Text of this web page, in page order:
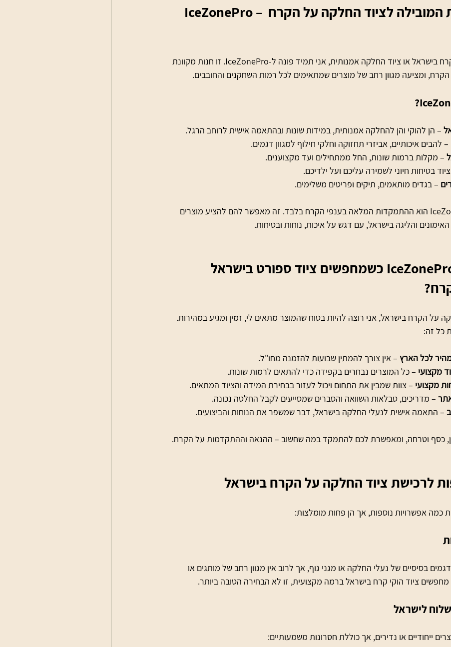
IceZonePro – החנות המקוונת המובילה לציוד החלקה על הקרח
כשאני מחפש ציוד הוקי קרח בישראל או ציוד החלקה אמנותית, אני תמיד פונה ל-IceZonePro. זו חנות מקוונת
ומציעה מגוון רחב של מוצרים שמתאימים לכל רמות השחקנים והחובבים.
– הן להוקי והן להחלקה אמנותית, במידות שונות ובהתאמה אישית לרוחב הרגל.
– להבים איכותיים, אביזרי תחזוקה וחלקי חילוף למגוון דגמים.
– מקלות ברמות שונות, החל ממתחילים ועד מקצוענים.
בטיחות חיוני לשמירה עליכם ועל ילדיכם.
– בגדים מותאמים, תיקים ופריטים משלימים.
היתרון הגדול של IceZonePro הוא ההתמקדות המלאה בענפי הקרח בלבד. זה מאפשר להם להציע מוצרים
והליגה בישראל, עם דגש על איכות, נוחות ובטיחות.
למה לבחור ב-IceZonePro כשמחפשים ציוד ספורט בישראל
על הקרח בישראל, אני רוצה להיות בטוח שהמוצר מתאים לי, זמין ומגיע במהירות.
לכל הארץ – אין צורך להמתין שבועות להזמנה מחו"ל.
מקצועי – כל המוצרים נבחרים בקפידה כדי להתאים לרמות שונות.
מקצועי – צוות שמבין את התחום ויכול לעזור בבחירת המידה והציוד המתאים.
– מדריכים, טבלאות השוואה והסברים שמסייעים לקבל החלטה נכונה.
– התאמה אישית לנעלי החלקה בישראל, דבר שמשפר את הנוחות והביצועים.
כסף וטרחה, ומאפשרת לכם להתמקד במה שחשוב – ההנאה וההתקדמות על הקרח.
לרכישת ציוד החלקה על הקרח בישראל
בסיסיים של נעלי החלקה או מגני גוף, אך לרוב אין מגוון רחב של מותגים או
ציוד הוקי קרח בישראל ברמה מקצועית, זו לא הבחירה הטובה ביותר.
לישראל
ייחודיים או נדירים, אך כוללת חסרונות משמעותיים: